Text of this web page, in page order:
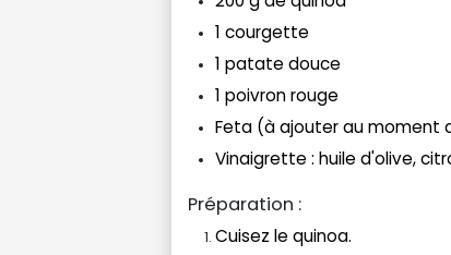
1 courgette
1 patate douce
1 poivron rouge
Feta (à ajouter au moment
Vinaigrette : huile d'olive,
Préparation :
Cuisez le quinoa.